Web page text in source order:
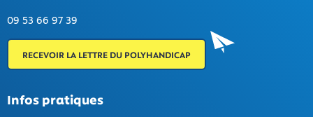
09 53 66 97 39
RECEVOIR LA LETTRE DU POLYHANDICAP
Infos pratiques